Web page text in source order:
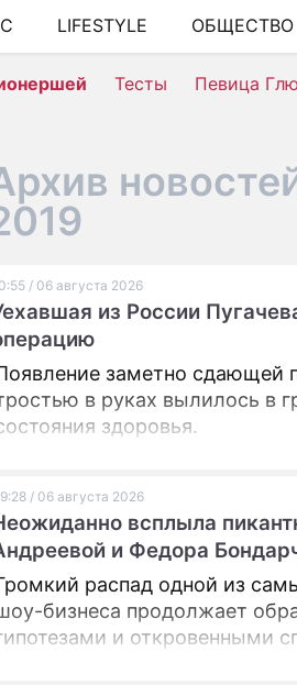
LIFESTYLE
ОБЩЕСТВО
Тесты Певица
/ 06 августа 2026
из России
заметно сдающей
в руках вылилось в
здоровья.
/ 06 августа 2026
всплыла
и Федора
распад одной из
бизнеса продолжает
и откровенными